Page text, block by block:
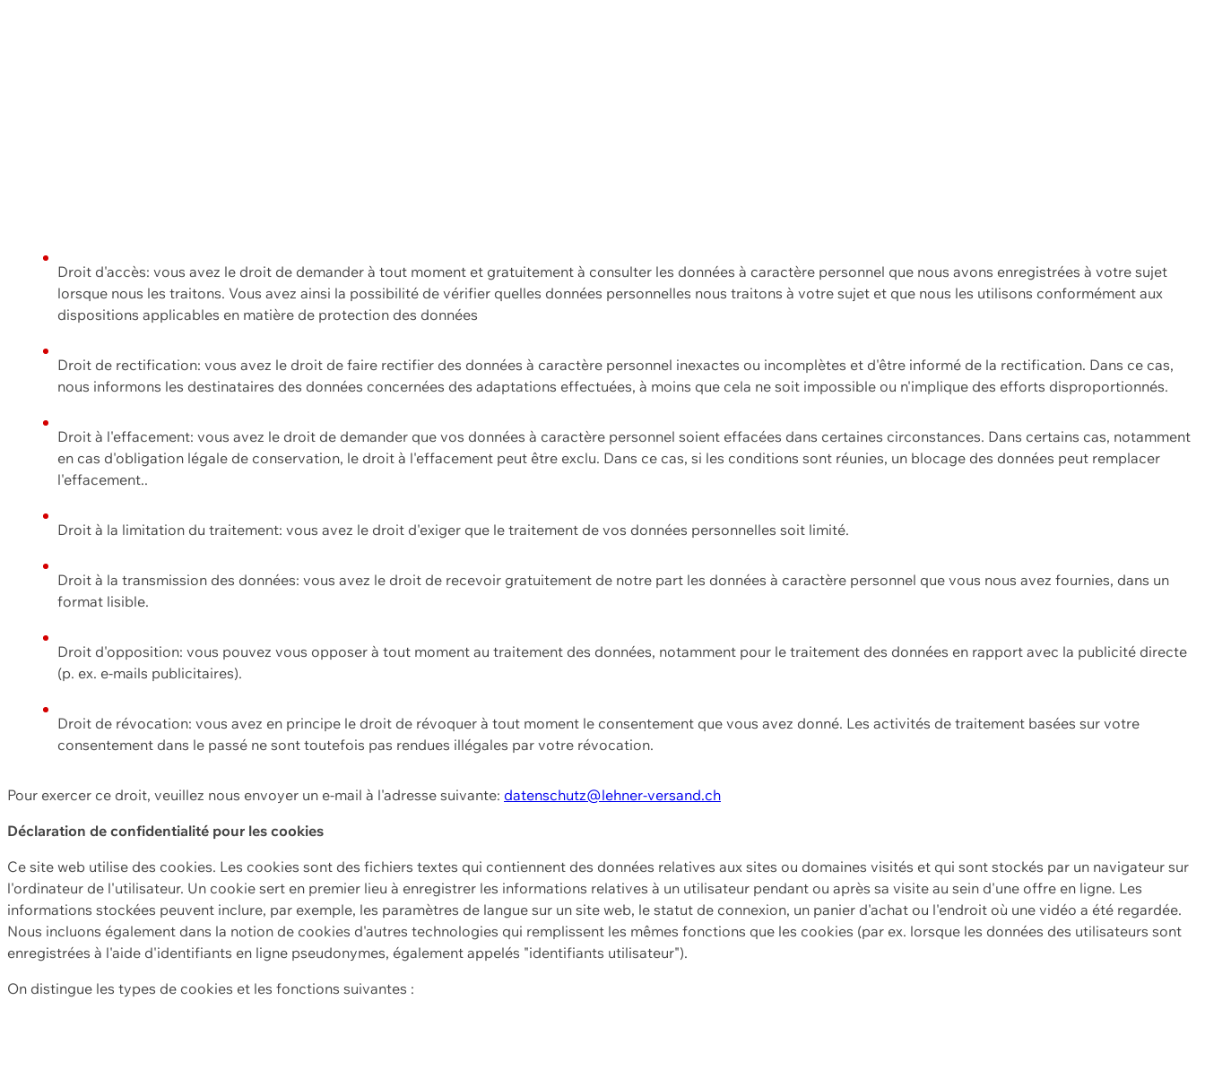
Droit d'accès: vous avez le droit de demander à tout moment et gratuitement à consulter les données à caractère personnel que nous avons enregistrées à votre sujet
lorsque nous les traitons. Vous avez ainsi la possibilité de vérifier quelles données personnelles nous traitons à votre sujet et que nous les utilisons conformément aux
dispositions applicables en matière de protection des données
Droit de rectification: vous avez le droit de faire rectifier des données à caractère personnel inexactes ou incomplètes et d'être informé de la rectification. Dans ce cas,
nous informons les destinataires des données concernées des adaptations effectuées, à moins que cela ne soit impossible ou n'implique des efforts disproportionnés.
Droit à l'effacement: vous avez le droit de demander que vos données à caractère personnel soient effacées dans certaines circonstances. Dans certains cas, notamment
en cas d'obligation légale de conservation, le droit à l'effacement peut être exclu. Dans ce cas, si les conditions sont réunies, un blocage des données peut remplacer
l'effacement..
Droit à la limitation du traitement: vous avez le droit d'exiger que le traitement de vos données personnelles soit limité.
Droit à la transmission des données: vous avez le droit de recevoir gratuitement de notre part les données à caractère personnel que vous nous avez fournies, dans un
format lisible.
Droit d'opposition: vous pouvez vous opposer à tout moment au traitement des données, notamment pour le traitement des données en rapport avec la publicité directe
(p. ex. e-mails publicitaires).
Droit de révocation: vous avez en principe le droit de révoquer à tout moment le consentement que vous avez donné. Les activités de traitement basées sur votre
consentement dans le passé ne sont toutefois pas rendues illégales par votre révocation.
Pour exercer ce droit, veuillez nous envoyer un e-mail à l'adresse suivante: datenschutz@lehner-versand.ch
Déclaration de confidentialité pour les cookies
Ce site web utilise des cookies. Les cookies sont des fichiers textes qui contiennent des données relatives aux sites ou domaines visités et qui sont stockés par un navigateur sur
l'ordinateur de l'utilisateur. Un cookie sert en premier lieu à enregistrer les informations relatives à un utilisateur pendant ou après sa visite au sein d'une offre en ligne. Les
informations stockées peuvent inclure, par exemple, les paramètres de langue sur un site web, le statut de connexion, un panier d'achat ou l'endroit où une vidéo a été regardée.
Nous incluons également dans la notion de cookies d'autres technologies qui remplissent les mêmes fonctions que les cookies (par ex. lorsque les données des utilisateurs sont
enregistrées à l'aide d'identifiants en ligne pseudonymes, également appelés "identifiants utilisateur").
On distingue les types de cookies et les fonctions suivantes :